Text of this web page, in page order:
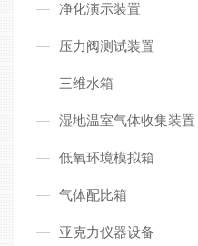
净化演示装置
压力阀测试装置
三维水箱
湿地温室气体收集装置
低氧环境模拟箱
气体配比箱
亚克力仪器设备